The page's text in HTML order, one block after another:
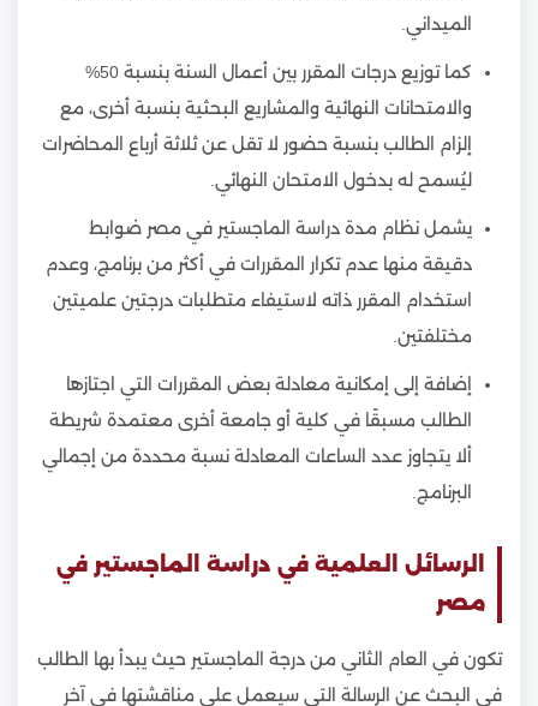
الميداني.
كما توزيع درجات المقرر بين أعمال السنة بنسبة 50%
والامتحانات النهائية والمشاريع البحثية بنسبة أخرى، مع
إلزام الطالب بنسبة حضور لا تقل عن ثلاثة أرباع المحاضرات
ليُسمح له بدخول الامتحان النهائي.
يشمل نظام مدة دراسة الماجستير في مصر ضوابط
دقيقة منها عدم تكرار المقررات في أكثر من برنامج، وعدم
استخدام المقرر ذاته لاستيفاء متطلبات درجتين علميتين
مختلفتين.
إضافة إلى إمكانية معادلة بعض المقررات التي اجتازها
الطالب مسبقًا في كلية أو جامعة أخرى معتمدة شريطة
ألا يتجاوز عدد الساعات المعادلة نسبة محددة من إجمالي
البرنامج.
الرسائل العلمية في دراسة الماجستير في
مصر
تكون في العام الثاني من درجة الماجستير حيث يبدأ بها الطالب
في البحث عن الرسالة التي سيعمل على مناقشتها في آخر